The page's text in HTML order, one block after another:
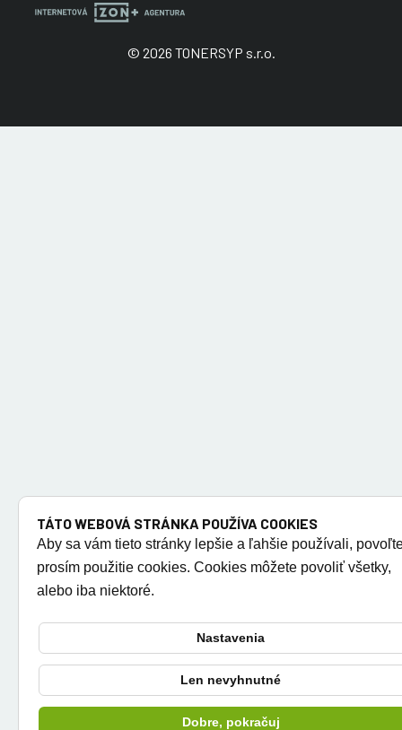
© 2026 TONERSYP s.r.o.
TÁTO WEBOVÁ STRÁNKA POUŽÍVA COOKIES
Aby sa vám tieto stránky lepšie a ľahšie používali,
prosím použitie cookies. Cookies môžete povoliť všetky,
alebo iba niektoré.
Nastavenia
Len nevyhnutné
Dobre, pokračuj